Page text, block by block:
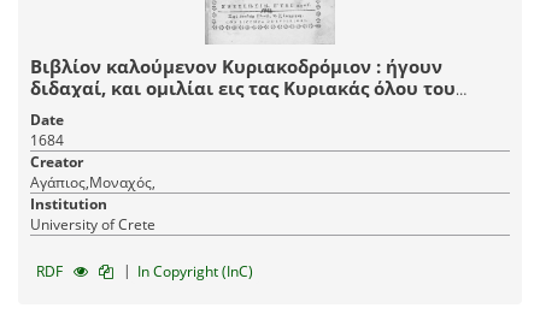
Βιβλίον καλούμενον Κυριακοδρόμιον : ήγουν
διδαχαί, και ομιλίαι εις τας Κυριακάς όλου του
Ενιαυτού, / αι πριν συλλεχθείσαι παρά Αγαπίου
μοναχού του Κρητός εκ διαφόρων Διδασκάλων, και
νεωστί μετατυπωθείσαι εις κοινήν των ορθοδόξων
ωφέλειαν, επιμελεία του Κοινού Διορθωτού
Νικολάου Βουβουλίου, ιατροσοφιστού.
Date
1684
Creator
Αγάπιος,Μοναχός,
Institution
University of Crete
RDF | In Copyright (InC)